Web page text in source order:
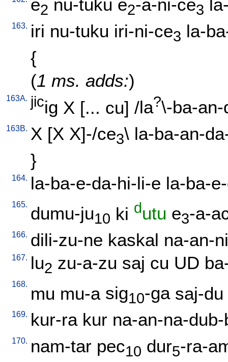
e2 nu-tuku e2-a-ni-ce3
163. iri nu-tuku iri-ni-ce3 la-
{
(1 ms. adds:)
163A. jicig X [... cu] /la?\-ba-an-
163B. X [X X]-/ce3\ la-ba-an-
}
164. la-ba-e-da-hi-li-e la-ba-
165. dumu-ju10 ki dutu e3-a-
166. dili-zu-ne kaskal na-an-
167. lu2 zu-a-zu saj cu UD
168. mu mu-a sig10-ga saj-du
169. kur-ra kur na-an-na-dub-
170. nam-tar pec10 dur5-ra-